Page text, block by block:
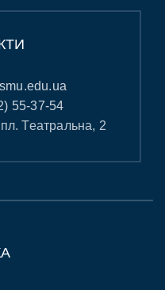
55-37-54
Театральна, 2